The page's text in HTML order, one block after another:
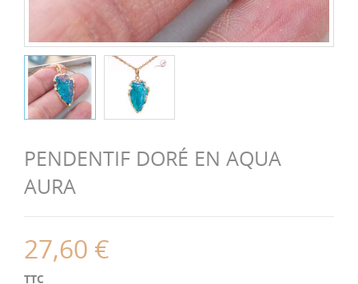
PENDENTIF DORÉ EN AQUA
AURA
27,60 €
TTC